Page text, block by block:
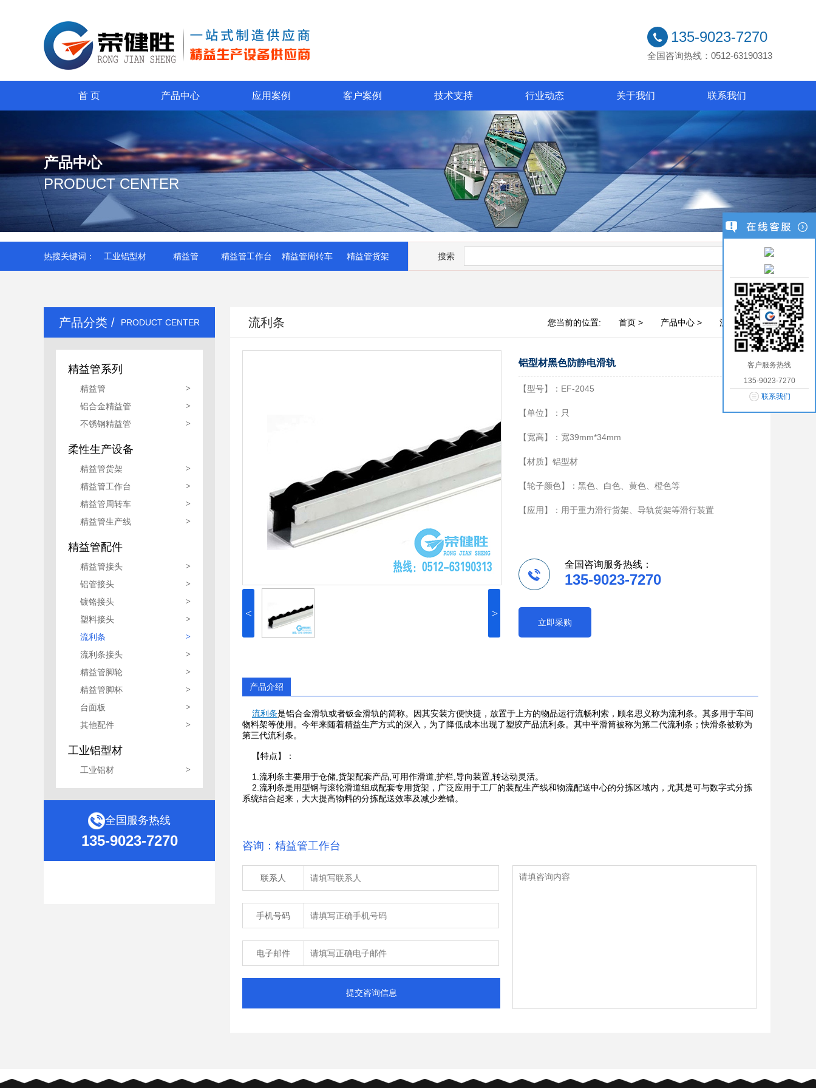
135-9023-7270
全国咨询热线：0512-63190313
首 页 产品中心 应用案例 客户案例 技术支持 行业动态 关于我们 联系我们
产品中心
PRODUCT CENTER
热搜关键词： 工业铝型材 精益管 精益管工作台 精益管周转车 精益管货架 搜索
产品分类 / PRODUCT CENTER
精益管系列
精益管 >
铝合金精益管 >
不锈钢精益管 >
柔性生产设备
精益管货架 >
精益管工作台 >
精益管周转车 >
精益管生产线 >
精益管配件
精益管接头 >
铝管接头 >
镀铬接头 >
塑料接头 >
流利条 >
流利条接头 >
精益管脚轮 >
精益管脚杯 >
台面板 >
其他配件 >
工业铝型材
工业铝材 >
全国服务热线
135-9023-7270
流利条 您当前的位置: 首页 > 产品中心 > 流利条 >
< >
铝型材黑色防静电滑轨
【型号】：EF-2045
【单位】：只
【宽高】：宽39mm*34mm
【材质】铝型材
【轮子颜色】：黑色、白色、黄色、橙色等
【应用】：用于重力滑行货架、导轨货架等滑行装置
全国咨询服务热线：
135-9023-7270
立即采购
产品介绍
流利条是铝合金滑轨或者钣金滑轨的简称。因其安装方便快捷，放置于上方的物品运行流畅利索，顾名思义称为流利条。其多用于车间
物料架等使用。今年来随着精益生产方式的深入，为了降低成本出现了塑胶产品流利条。其中平滑筒被称为第二代流利条；快滑条被称为
第三代流利条。
【特点】：
1.流利条主要用于仓储,货架配套产品,可用作滑道,护栏,导向装置,转达动灵活。
2.流利条是用型钢与滚轮滑道组成配套专用货架，广泛应用于工厂的装配生产线和物流配送中心的分拣区域内，尤其是可与数字式分拣
系统结合起来，大大提高物料的分拣配送效率及减少差错。
咨询：精益管工作台
联系人
手机号码
电子邮件
提交咨询信息
客户服务热线
135-9023-7270
联系我们